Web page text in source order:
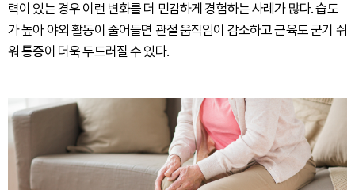
력이 있는 경우 이런 변화를 더 민감하게 경험하는 사례가 많다. 습도
가 높아 야외 활동이 줄어들면 관절 움직임이 감소하고 근육도 굳기 쉬
워 통증이 더욱 두드러질 수 있다.